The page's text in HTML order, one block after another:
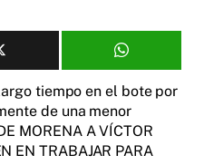
tiempo en el bote por
de una menor
MORENA A VÍCTOR
EN TRABAJAR PARA